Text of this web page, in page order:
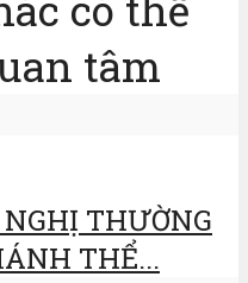
tâm
THƯỜNG
THỂ...